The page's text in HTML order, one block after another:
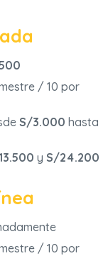
/ 10 por
S/3.000 hasta
y S/24.200
/ 10 por